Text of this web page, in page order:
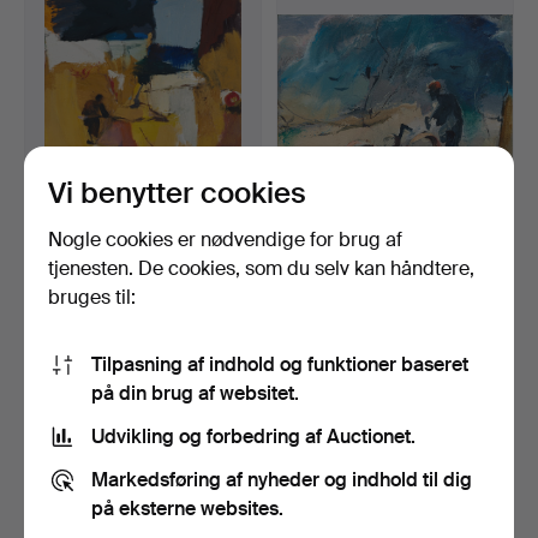
genstand
BERNDT WENNSTRÖM
(født 1945), "Förtätning"…
Opnåede hammerslag 16 maj
317 USD
BERNDT WENNSTRÖM
(født 1945), "Punka", sig…
338 USD
Vi benytter cookies
Nogle cookies er nødvendige for brug af
tjenesten. De cookies, som du selv kan håndtere,
bruges til:
Tilpasning af indhold og funktioner baseret
på din brug af websitet.
Udvikling og forbedring af Auctionet.
Markedsføring af nyheder og indhold til dig
på eksterne websites.